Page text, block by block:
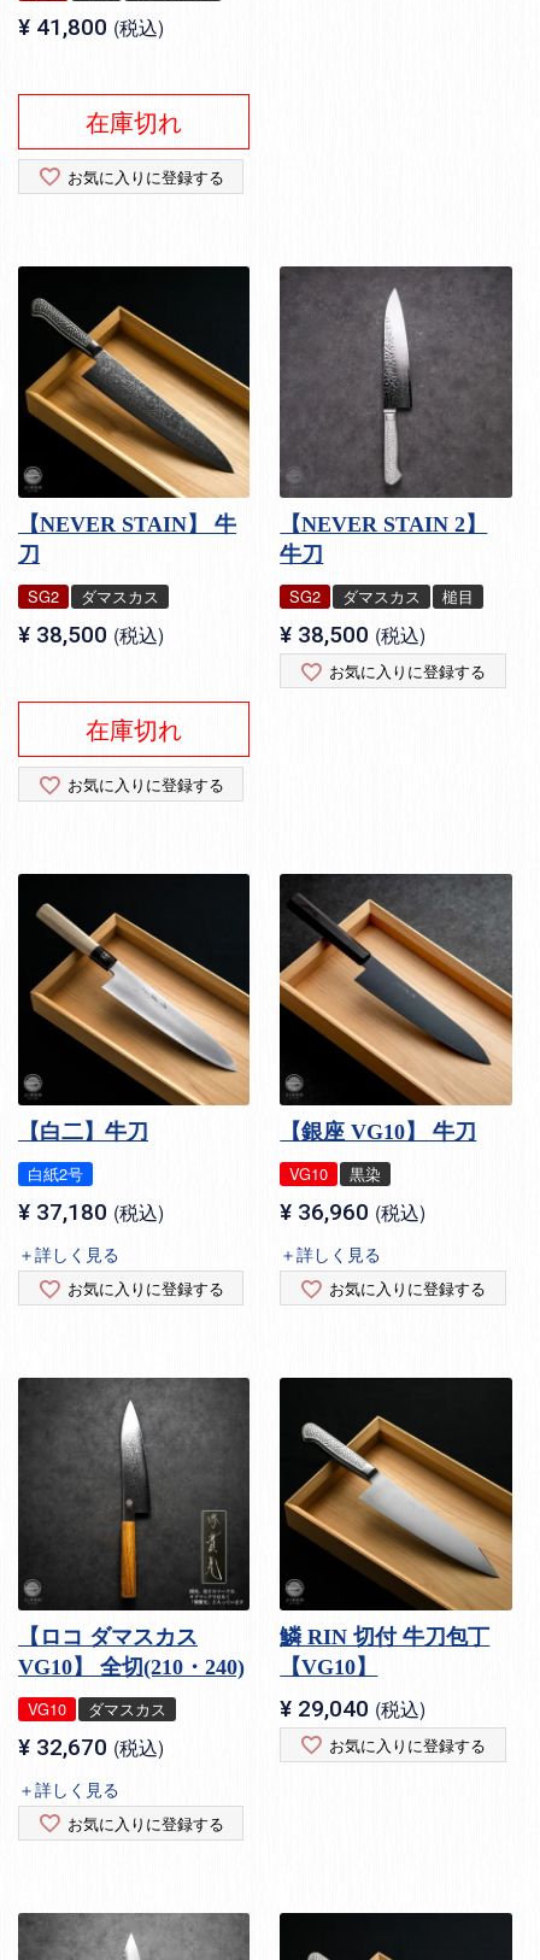
¥ 41,800 税込
在庫切れ
お気に入りに登録する
【NEVER STAIN】 牛
刀
SG2 ダマスカス
¥ 38,500 税込
在庫切れ
お気に入りに登録する
【NEVER STAIN 2】
牛刀
SG2 ダマスカス 槌目
¥ 38,500 税込
お気に入りに登録する
【白二】牛刀
白紙2号
¥ 37,180 税込
＋詳しく見る
お気に入りに登録する
【銀座 VG10】 牛刀
VG10 黒染
¥ 36,960 税込
＋詳しく見る
お気に入りに登録する
【ロコ ダマスカス
VG10】 全切(210・240)
VG10 ダマスカス
¥ 32,670 税込
＋詳しく見る
お気に入りに登録する
鱗 RIN 切付 牛刀包丁
【VG10】
¥ 29,040 税込
お気に入りに登録する